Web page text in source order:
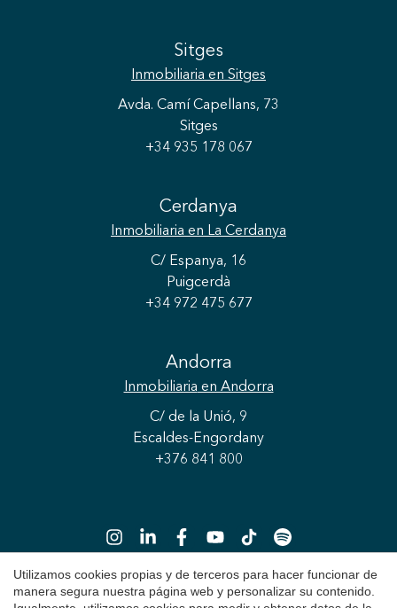
Sitges
Inmobiliaria en Sitges
Avda. Camí Capellans, 73
Sitges
+34 935 178 067
Cerdanya
Inmobiliaria en La Cerdanya
C/ Espanya, 16
Puigcerdà
+34 972 475 677
Andorra
Inmobiliaria en Andorra
C/ de la Unió, 9
Escaldes-Engordany
+376 841 800
Utilizamos cookies propias y de terceros para hacer funcionar de
manera segura nuestra página web y personalizar su contenido.
Guardar configuración Aceptar todas